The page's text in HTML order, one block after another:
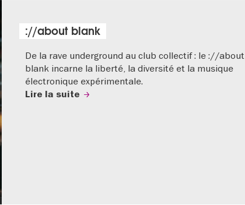
://about blank
De la rave underground au club collectif : le ://about
blank incarne la liberté, la diversité et la musique
électronique expérimentale.
Lire la suite